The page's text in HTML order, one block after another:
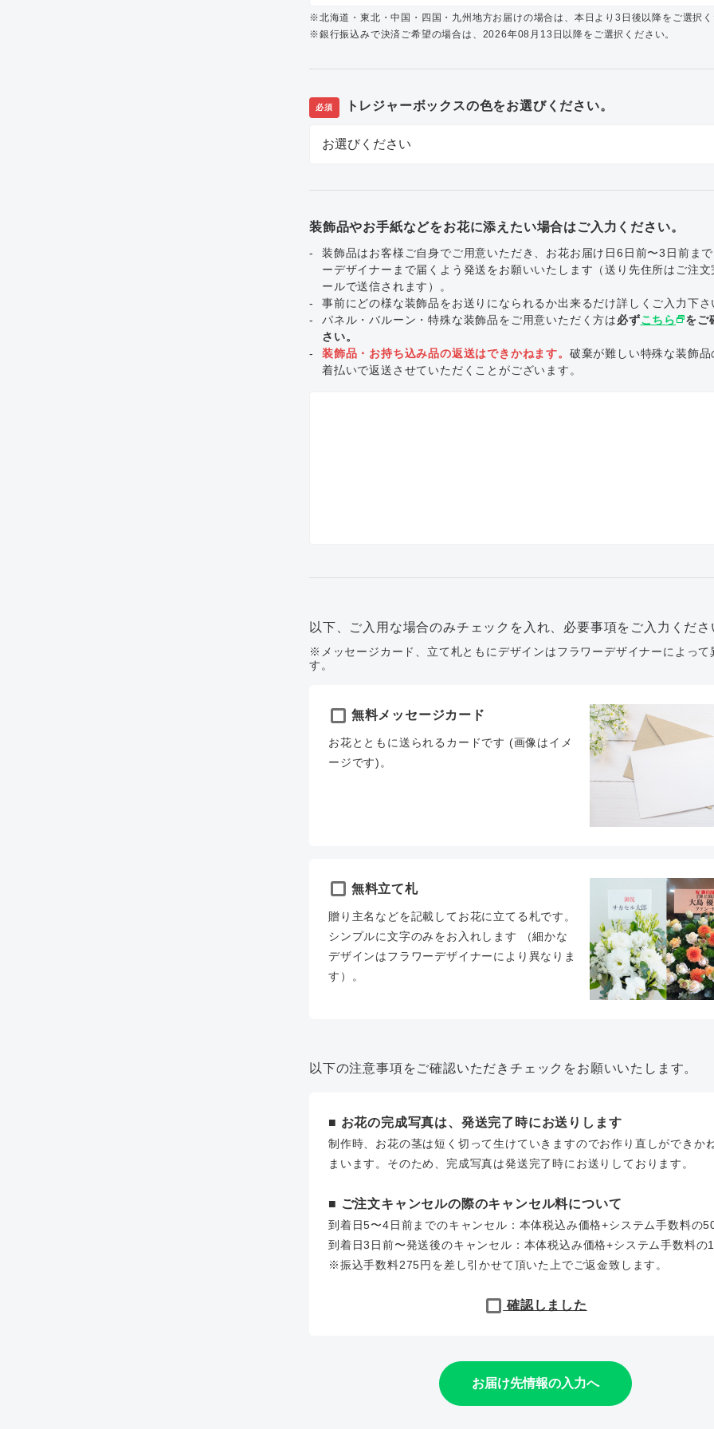
※北海道・東北・中国・四国・九州地方お届けの場合は、本日より3日後以降をご選択く
※銀行振込みで決済ご希望の場合は、2026年08月13日以降をご選択ください。
必須 トレジャーボックスの色をお選びください。
装飾品やお手紙などをお花に添えたい場合はご入力ください。
装飾品はお客様ご自身でご用意いただき、お花お届け日6日前〜3日前ま
ーデザイナーまで届くよう発送をお願いいたします（送り先住所はご注文
ールで送信されます）。
事前にどの様な装飾品をお送りになられるか出来るだけ詳しくご入力下さ
パネル・バルーン・特殊な装飾品をご用意いただく方は必ずこちらselect_windowをご
さい。
装飾品・お持ち込み品の返送はできかねます。 破棄が難しい特殊な装飾品
着払いで返送させていただくことがございます。
以下、ご入用な場合のみチェックを入れ、必要事項をご入力くださ
※メッセージカード、立て札ともにデザインはフラワーデザイナーによって
す。
無料メッセージカード
お花とともに送られるカードです (画像はイメ
ージです)。
無料立て札
贈り主名などを記載してお花に立てる札です。
シンプルに文字のみをお入れします （細かな
デザインはフラワーデザイナーにより異なりま
す）。
以下の注意事項をご確認いただきチェックをお願いいたします。
■ お花の完成写真は、発送完了時にお送りします
制作時、お花の茎は短く切って生けていきますのでお作り直しができか
まいます。そのため、完成写真は発送完了時にお送りしております。
■ ご注文キャンセルの際のキャンセル料について
到着日5〜4日前までのキャンセル：本体税込み価格+システム手数料の
到着日3日前〜発送後のキャンセル：本体税込み価格+システム手数料の
※振込手数料275円を差し引かせて頂いた上でご返金致します。
確認しました
お届け先情報の入力へ